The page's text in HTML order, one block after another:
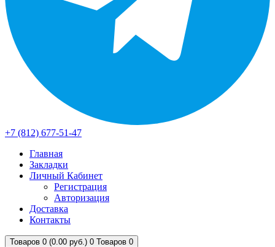
+7 (812) 677-51-47
Главная
Закладки
Личный Кабинет
Регистрация
Авторизация
Доставка
Контакты
Товаров 0 (0.00 руб.) 0 Товаров 0